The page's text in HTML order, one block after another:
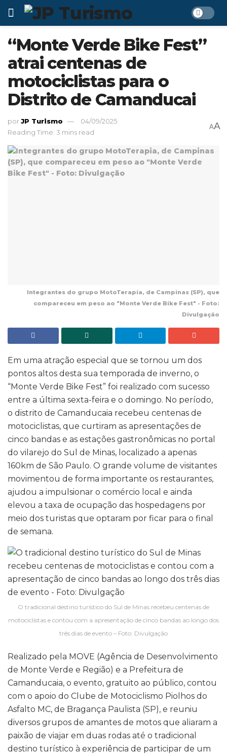
“Monte Verde Bike Fest”
atrai centenas de
motociclistas para o
Distrito de Camanducai
porJP Turismo
04/09/2025
Reading Time: 3 mins read
AA
Integrantes do grupo MotoTerapia, de Campinas (SP), que
compareceu em peso ao "Monte Verde Bike Fest" - Foto:
Divulgação
Em uma atração especial que se tornou um dos
pontos altos desta sua temporada de inverno, o
“Monte Verde Bike Fest” foi realizado com sucesso
entre a última sexta-feira e o domingo. No período,
o distrito de Camanducaia recebeu centenas de
motociclistas, que curtiram as apresentações de
cinco bandas e as estações gastronômicas no portal
do vilarejo do Sul de Minas, localizado a apenas
160km de São Paulo. O grande volume de visitantes
movimentou de forma importante os restaurantes,
ajudou a impulsionar o comércio local e ainda
elevou a taxa de ocupação das hospedagens por
meio dos turistas que optaram por ficar para o final
de semana.
O tradicional destino turístico do Sul de Minas recebeu centenas de
motociclistas e contou com a apresentação de cinco bandas ao longo dos
três dias de evento – Foto: Divulgação
Realizado pela MOVE (Agência de Desenvolvimento
de Monte Verde e Região) e a Prefeitura de
Camanducaia, o evento, gratuito ao público, contou
com o apoio do Clube de Motociclismo Piolhos do
Asfalto MC, de Bragança Paulista (SP), e reuniu
diversos grupos de amantes de motos que aliaram a
paixão de viajar em duas rodas até o tradicional
destino turístico à experiência de participar de um